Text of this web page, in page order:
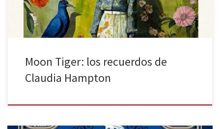
Moon Tiger: los recuerdos de
Claudia Hampton